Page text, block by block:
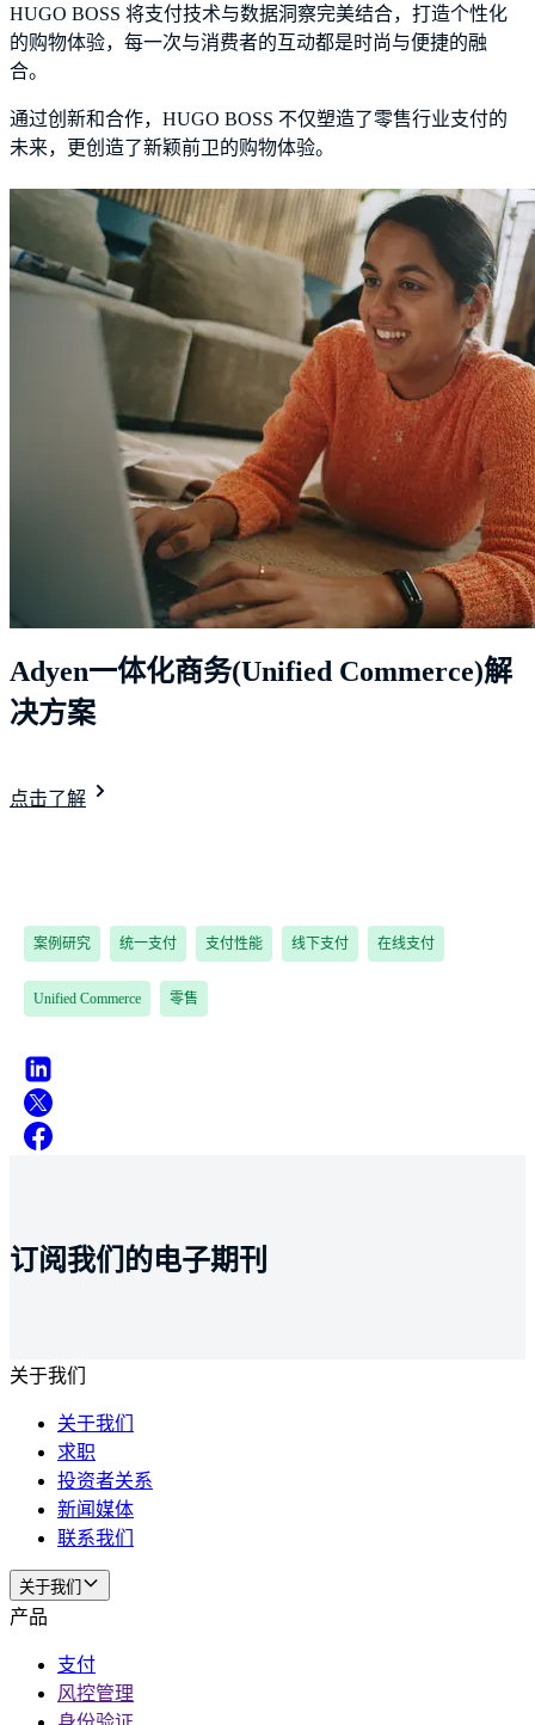
HUGO BOSS 将支付技术与数据洞察完美结合，打造个性化
的购物体验，每一次与消费者的互动都是时尚与便捷的融
合。
通过创新和合作，HUGO BOSS 不仅塑造了零售行业支付的
未来，更创造了新颖前卫的购物体验。
Adyen一体化商务(Unified Commerce)解
决方案
点击了解
案例研究 统一支付 支付性能 线下支付 在线支付
Unified Commerce 零售
订阅我们的电子期刊
关于我们
关于我们
求职
投资者关系
新闻媒体
联系我们
关于我们
产品
支付
风控管理